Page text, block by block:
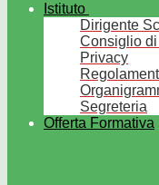
Istituto
Dirigente
Consiglio di
Privacy
Segreteria
Offerta Formativa